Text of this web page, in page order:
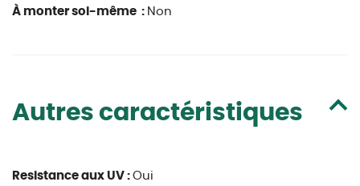
À monter soi-même : Non
Autres caractéristiques
Resistance aux UV : Oui